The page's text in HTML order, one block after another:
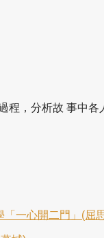
，分析故 事中
一心開二門」(屈